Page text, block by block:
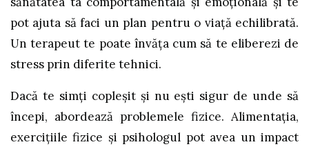
pot ajuta să faci un plan pentru o viață echilibrată.
Un terapeut te poate învăța cum să te eliberezi de
stress prin diferite tehnici.
Dacă te simți copleșit și nu eşti sigur de unde să
începi, abordează problemele fizice. Alimentația,
exercițiile fizice și psihologul pot avea un impact